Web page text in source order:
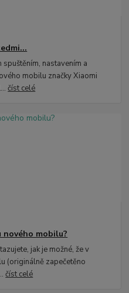
nastavením a
mobilu značky Xiaomi
číst celé
nového mobilu?
jak je možné, že v
(originálně zapečetěno
číst celé